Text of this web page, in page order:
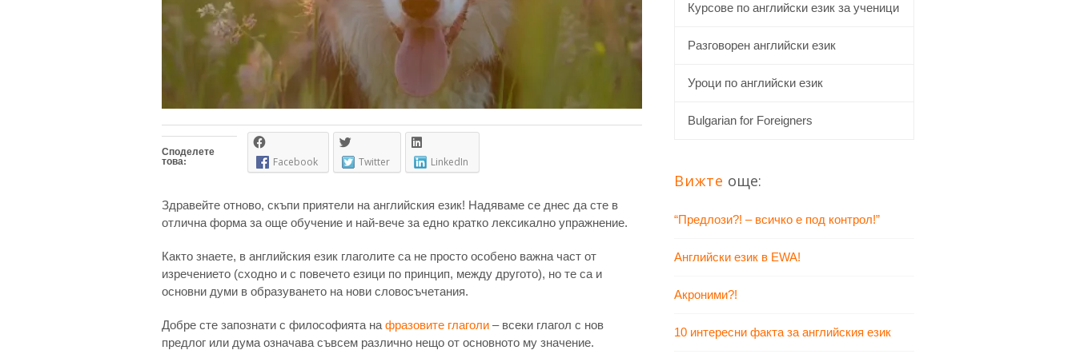
Споделете
това: Facebook Twitter LinkedIn
Здравейте отново, скъпи приятели на английския език! Надяваме се днес да сте в
отлична форма за още обучение и най-вече за едно кратко лексикално упражнение.
Както знаете, в английския език глаголите са не просто особено важна част от
изречението (сходно и с повечето езици по принцип, между другото), но те са и
основни думи в образуването на нови словосъчетания.
Добре сте запознати с философията на фразовите глаголи – всеки глагол с нов
предлог или дума означава съвсем различно нещо от основното му значение.
Курсове по английски език за ученици
Разговорен английски език
Уроци по английски език
Bulgarian for Foreigners
Вижте още:
“Предлози?! – всичко е под контрол!”
Английски език в EWA!
Акроними?!
10 интересни факта за английския език